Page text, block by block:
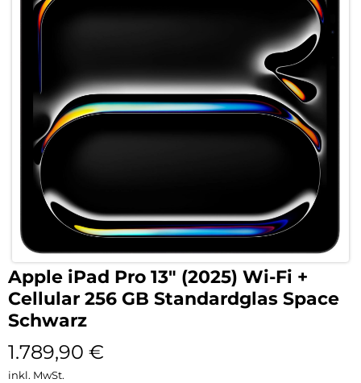
Apple iPad Pro 13″ (2025) Wi-Fi +
Cellular 256 GB Standardglas Space
Schwarz
1.789,90 €
inkl. MwSt.